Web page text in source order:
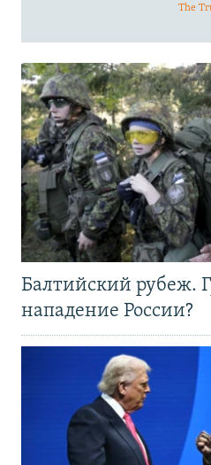
Балтийский рубеж.
нападение России?